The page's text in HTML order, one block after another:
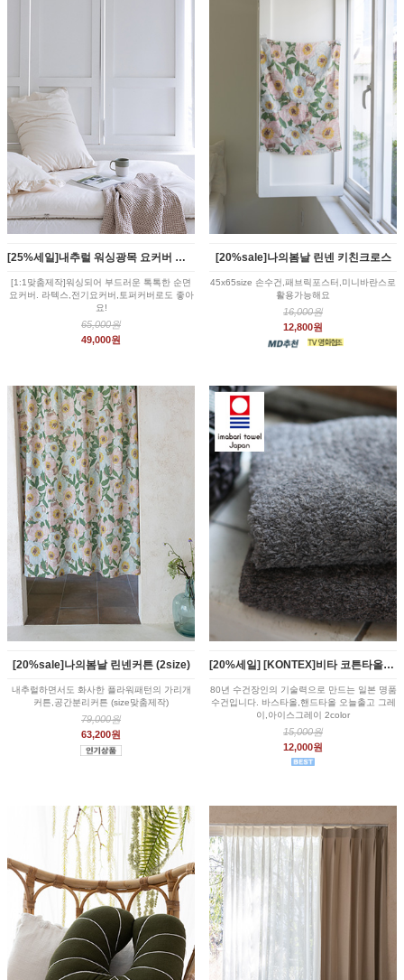
[25%세일]내추럴 워싱광목 요커버 토퍼커버
[1:1맞춤제작]워싱되어 부드러운 톡톡한 순면
요커버. 라텍스,전기요커버,토퍼커버로도 좋아
요!
65,000원
49,000원
[20%sale]나의봄날 린넨 키친크로스
45x65size 손수건,패브릭포스터,미니바란스로
활용가능해요
16,000원
12,800원
[20%sale]나의봄날 린넨커튼 (2size)
내추럴하면서도 화사한 플라워패턴의 가리개
커튼,공간분리커튼 (size맞춤제작)
79,000원
63,200원
[20%세일] [KONTEX]비타 코튼타올(2color)
80년 수건장인의 기술력으로 만드는 일본 명품
수건입니다. 바스타올,핸드타올 오늘출고 그레
이,아이스그레이 2color
15,000원
12,000원